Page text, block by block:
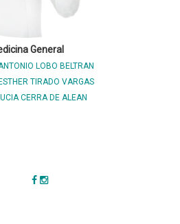
General
LOBO BELTRAN
TIRADO VARGAS
CERRA DE ALEAN